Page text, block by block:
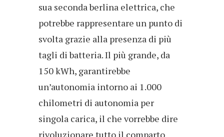
sua seconda berlina elettrica, che
potrebbe rappresentare un punto di
svolta grazie alla presenza di più
tagli di batteria. Il più grande, da
150 kWh, garantirebbe
un’autonomia intorno ai 1.000
chilometri di autonomia per
singola carica, il che vorrebbe dire
rivoluzionare tutto il comparto